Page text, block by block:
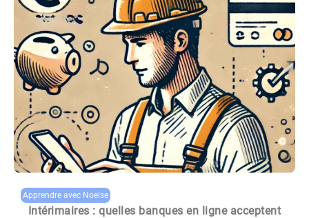
Apprendre avec Noelse
Intérimaires : quelles banques en ligne acceptent